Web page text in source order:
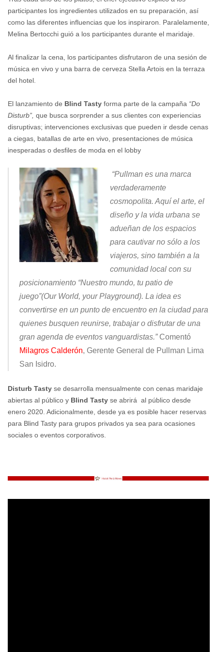
participantes los ingredientes utilizados en su preparación, así
como las diferentes influencias que los inspiraron. Paralelamente,
Melina Bertocchi guió a los participantes durante el maridaje.
Al finalizar la cena, los participantes disfrutaron de una sesión de
música en vivo y una barra de cerveza Stella Artois en la terraza
del hotel.
El lanzamiento de Blind Tastyforma parte de la campaña “Do
Disturb”, que busca sorprender a sus clientes con experiencias
disruptivas; intervenciones exclusivas que pueden ir desde cenas
a ciegas, batallas de arte en vivo, presentaciones de música
inesperadas o desfiles de moda en el lobby
“Pullman es una marca
verdaderamente
cosmopolita. Aquí el arte, el
diseño y la vida urbana se
adueñan de los espacios
para cautivar no sólo a los
viajeros, sino también a la
comunidad local con su
posicionamiento “Nuestro mundo, tu patio de
juego”(Our World, your Playground). La idea es
convertirse en un punto de encuentro en la ciudad para
quienes busquen reunirse, trabajar o disfrutar de una
gran agenda de eventos vanguardistas.”Comentó
Milagros Calderón, Gerente General de Pullman Lima
San Isidro.
Disturb Tastyse desarrolla mensualmente con cenas maridaje
abiertas al público y Blind Tastyse abrirá al público desde
enero 2020. Adicionalmente, desde ya es posible hacer reservas
para Blind Tasty para grupos privados ya sea para ocasiones
sociales o eventos corporativos.